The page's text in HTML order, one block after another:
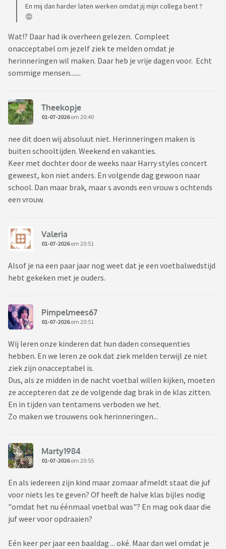
En mij dan harder laten werken omdat jij mijn collega bent ?
😡
Wat!? Daar had ik overheen gelezen. Compleet
onacceptabel om jezelf ziek te melden omdat je
herinneringen wil maken. Daar heb je vrije dagen voor. Echt
sommige mensen.......
Theekopje
01-07-2026om 20:40
nee dit doen wij absoluut niet. Herinneringen maken is
buiten schooltijden. Weekend en vakanties.
Keer met dochter door de weeks naar Harry styles concert
geweest, kon niet anders. En volgende dag gewoon naar
school. Dan maar brak, maar s avonds een vrouw s ochtends
een vrouw.
Valeria
01-07-2026om 20:51
Alsof je na een paar jaar nog weet dat je een voetbalwedstijd
hebt gekeken met je ouders.
Pimpelmees67
01-07-2026om 20:51
Wij leren onze kinderen dat hun daden consequenties
hebben. En we leren ze ook dat ziek melden terwijl ze niet
ziek zijn onacceptabel is.
Dus, als ze midden in de nacht voetbal willen kijken, moeten
ze accepteren dat ze de volgende dag brak in de klas zitten.
En in tijden van tentamens verboden we het.
Zo maken we trouwens ook herinneringen...
Marty1984
01-07-2026om 20:55
En als iedereen zijn kind maar zomaar afmeldt staat die juf
voor niets les te geven? Of heeft de halve klas bijles nodig
"omdat het nu éénmaal voetbal was"? En mag ook daar die
juf weer voor opdraaien?
Eén keer per jaar een baaldag ... oké. Maar dan wel omdat je